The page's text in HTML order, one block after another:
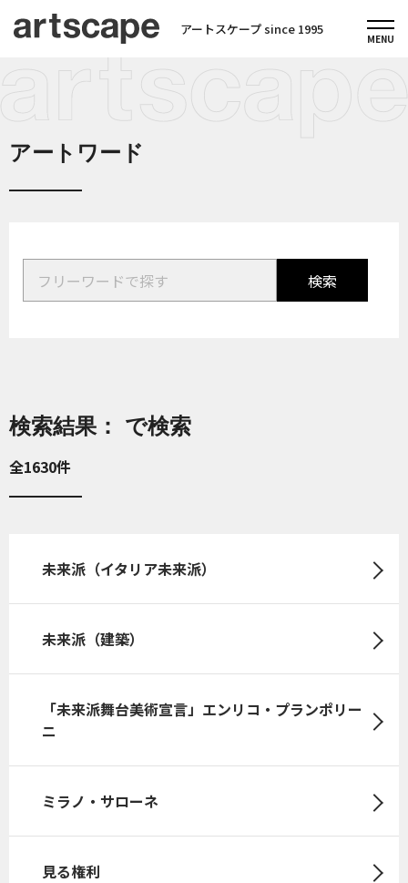
アートスケープ since 1995
アートワード
検索
検索結果： で検索
全1630件
未来派（イタリア未来派）
未来派（建築）
「未来派舞台美術宣言」エンリコ・プランポリー
ニ
ミラノ・サローネ
見る権利